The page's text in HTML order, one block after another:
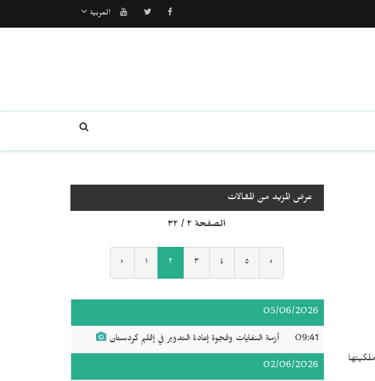
العربية
عرض المزيد من المقالات
الصفحة ٢ / ٣٢
‹ ١ ٢ ٣ ٤ ٥ ›
05/06/2026
09:41 أزمة النفايات وفجوة إعادة التدوير في إقليم كردستان
02/06/2026